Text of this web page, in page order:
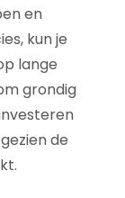
en
kun je
lange
grondig
de